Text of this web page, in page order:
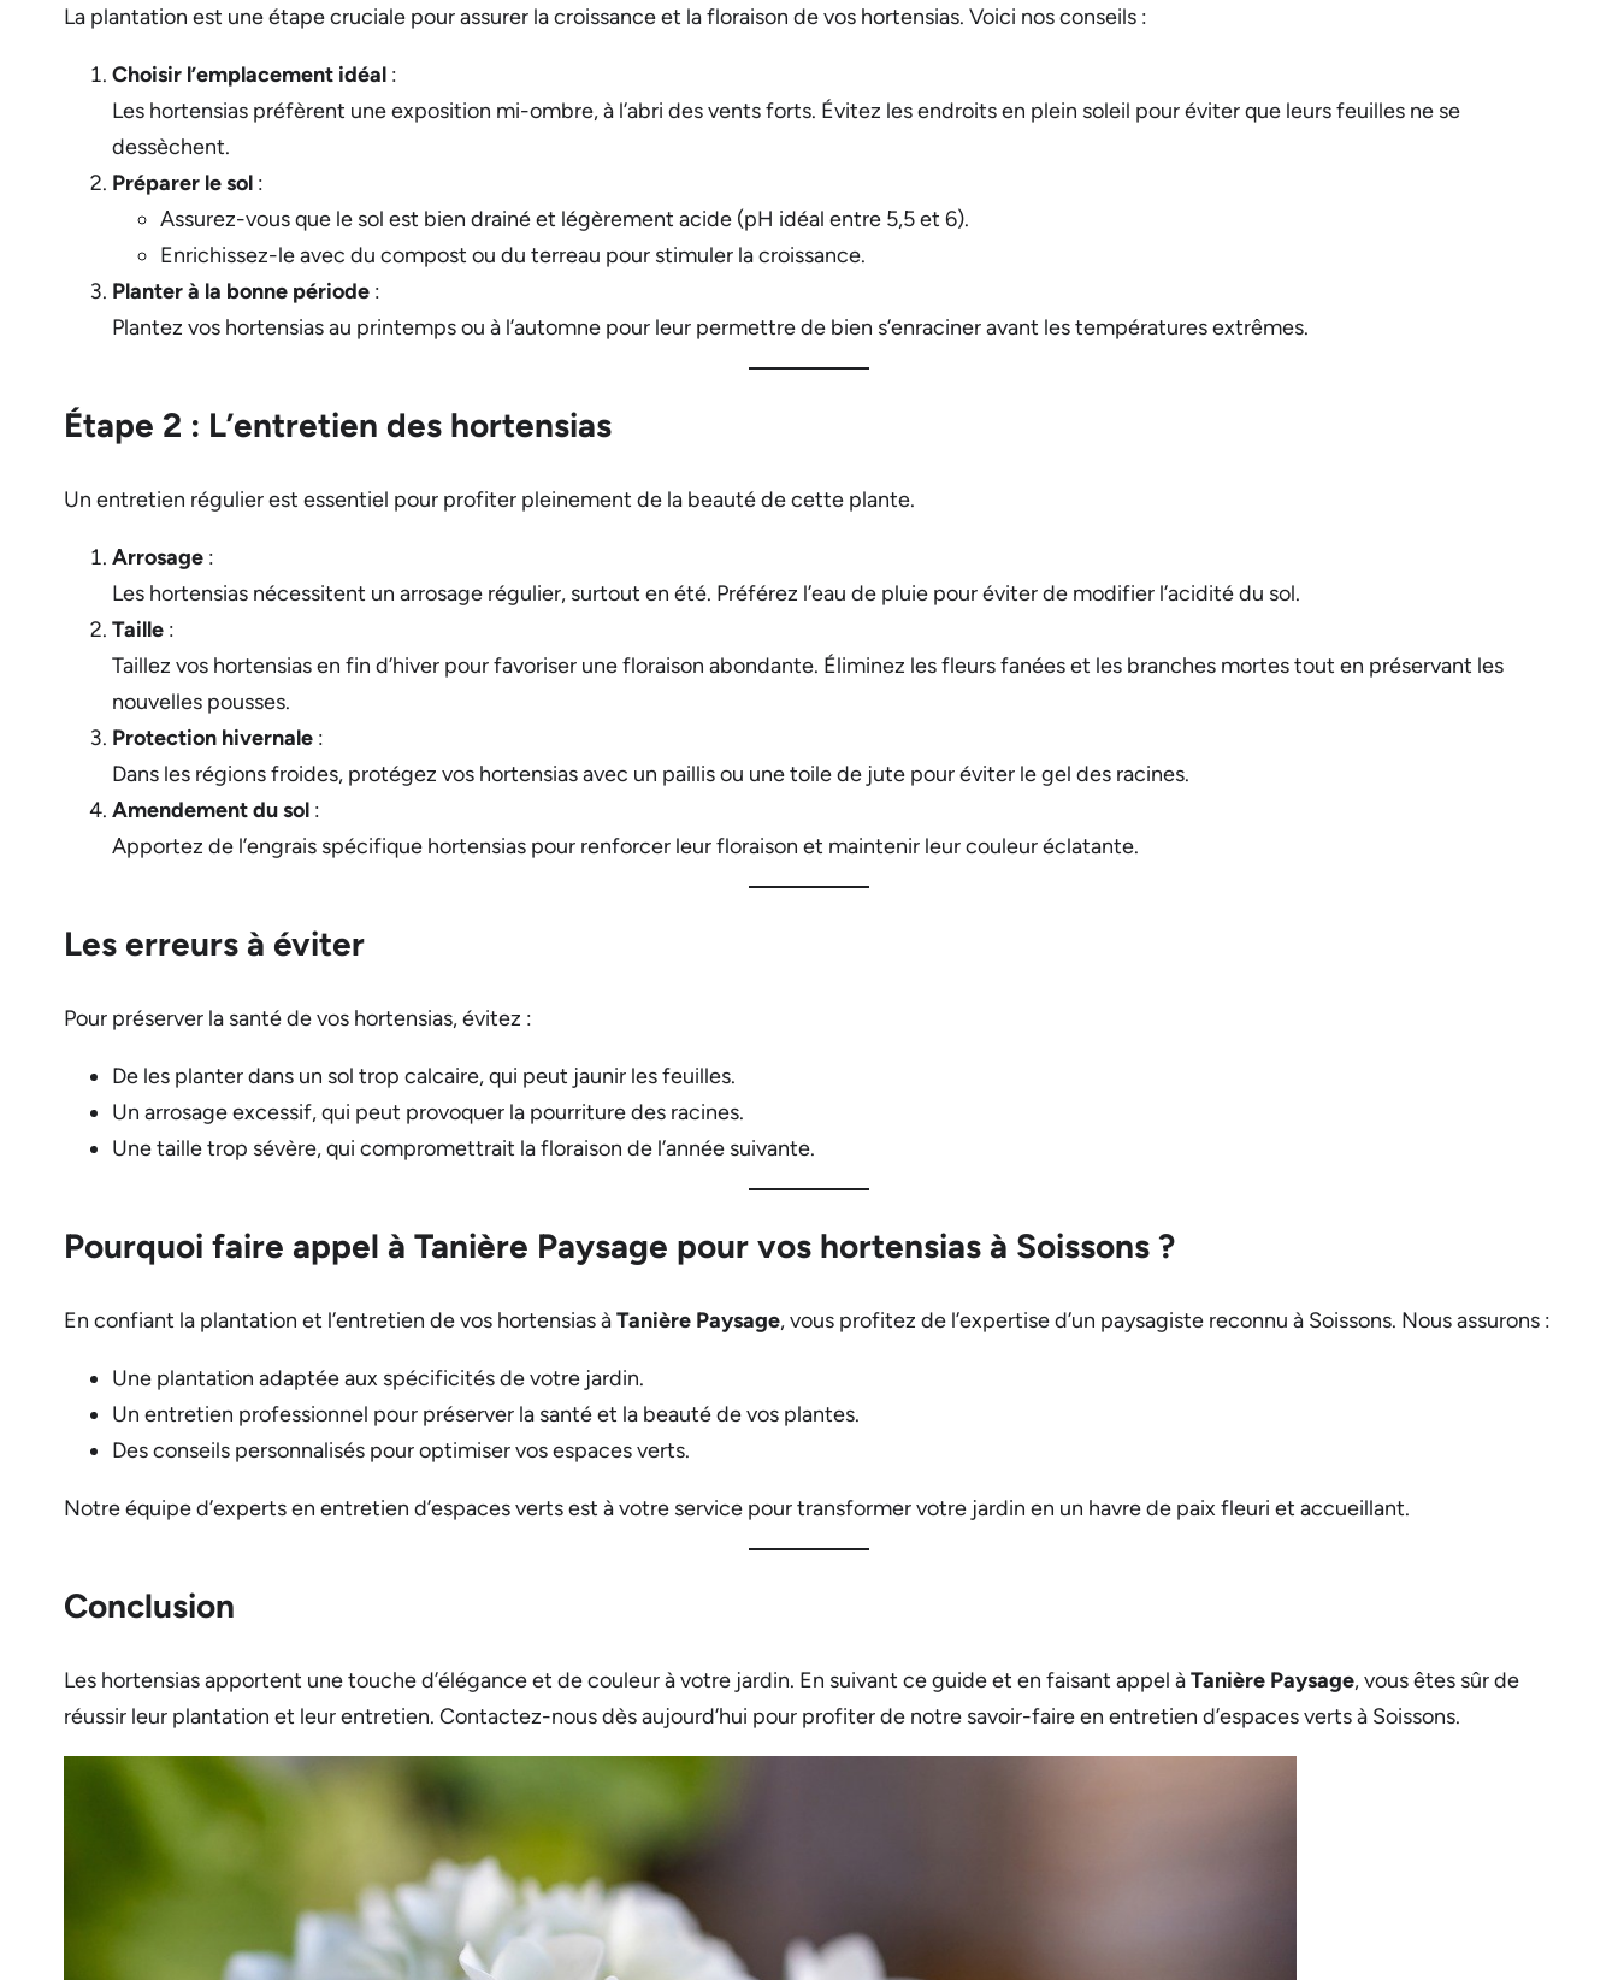
La plantation est une étape cruciale pour assurer la croissance et la floraison de vos hortensias. Voici nos conseils :
Choisir l’emplacement idéal:
Les hortensias préfèrent une exposition mi-ombre, à l’abri des vents forts. Évitez les endroits en plein soleil pour éviter que leurs feuilles ne se
dessèchent.
Préparer le sol:
Assurez-vous que le sol est bien drainé et légèrement acide (pH idéal entre 5,5 et 6).
Enrichissez-le avec du compost ou du terreau pour stimuler la croissance.
Planter à la bonne période:
Plantez vos hortensias au printemps ou à l’automne pour leur permettre de bien s’enraciner avant les températures extrêmes.
Étape 2 : L’entretien des hortensias
Un entretien régulier est essentiel pour profiter pleinement de la beauté de cette plante.
Arrosage:
Les hortensias nécessitent un arrosage régulier, surtout en été. Préférez l’eau de pluie pour éviter de modifier l’acidité du sol.
Taille:
Taillez vos hortensias en fin d’hiver pour favoriser une floraison abondante. Éliminez les fleurs fanées et les branches mortes tout en préservant les
nouvelles pousses.
Protection hivernale:
Dans les régions froides, protégez vos hortensias avec un paillis ou une toile de jute pour éviter le gel des racines.
Amendement du sol:
Apportez de l’engrais spécifique hortensias pour renforcer leur floraison et maintenir leur couleur éclatante.
Les erreurs à éviter
Pour préserver la santé de vos hortensias, évitez :
De les planter dans un sol trop calcaire, qui peut jaunir les feuilles.
Un arrosage excessif, qui peut provoquer la pourriture des racines.
Une taille trop sévère, qui compromettrait la floraison de l’année suivante.
Pourquoi faire appel à Tanière Paysage pour vos hortensias à Soissons ?
En confiant la plantation et l’entretien de vos hortensias àTanière Paysage, vous profitez de l’expertise d’un paysagiste reconnu à Soissons. Nous assurons :
Une plantation adaptée aux spécificités de votre jardin.
Un entretien professionnel pour préserver la santé et la beauté de vos plantes.
Des conseils personnalisés pour optimiser vos espaces verts.
Notre équipe d’experts en entretien d’espaces verts est à votre service pour transformer votre jardin en un havre de paix fleuri et accueillant.
Conclusion
Les hortensias apportent une touche d’élégance et de couleur à votre jardin. En suivant ce guide et en faisant appel àTanière Paysage, vous êtes sûr de
réussir leur plantation et leur entretien. Contactez-nous dès aujourd’hui pour profiter de notre savoir-faire en entretien d’espaces verts à Soissons.